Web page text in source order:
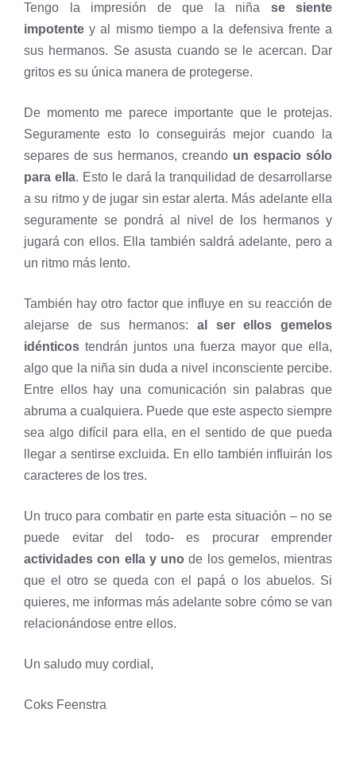
Tengo la impresión de que la niña se siente
impotente y al mismo tiempo a la defensiva frente a
sus hermanos. Se asusta cuando se le acercan. Dar
gritos es su única manera de protegerse.
De momento me parece importante que le protejas.
Seguramente esto lo conseguirás mejor cuando la
separes de sus hermanos, creando un espacio sólo
para ella. Esto le dará la tranquilidad de desarrollarse
a su ritmo y de jugar sin estar alerta. Más adelante ella
seguramente se pondrá al nivel de los hermanos y
jugará con ellos. Ella también saldrá adelante, pero a
un ritmo más lento.
También hay otro factor que influye en su reacción de
alejarse de sus hermanos: al ser ellos gemelos
idénticos tendrán juntos una fuerza mayor que ella,
algo que la niña sin duda a nivel inconsciente percibe.
Entre ellos hay una comunicación sin palabras que
abruma a cualquiera. Puede que este aspecto siempre
sea algo difícil para ella, en el sentido de que pueda
llegar a sentirse excluida. En ello también influirán los
caracteres de los tres.
Un truco para combatir en parte esta situación – no se
puede evitar del todo- es procurar emprender
actividades con ella y uno de los gemelos, mientras
que el otro se queda con el papá o los abuelos. Si
quieres, me informas más adelante sobre cómo se van
relacionándose entre ellos.
Un saludo muy cordial,
Coks Feenstra